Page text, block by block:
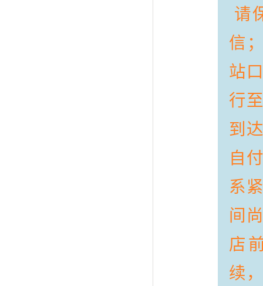
请
信
站
行
到
自
系
间
店
续